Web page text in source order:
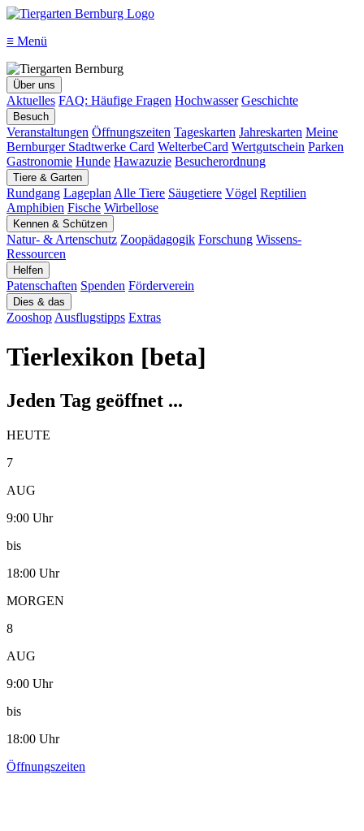
≡ Menü
Über uns
Aktuelles FAQ: Häufige Fragen Hochwasser Geschichte
Besuch
Veranstaltungen Öffnungszeiten Tageskarten Jahreskarten Meine
Bernburger Stadtwerke Card WelterbeCard Wertgutschein Parken
Gastronomie Hunde Hawazuzie Besucherordnung
Tiere & Garten
Rundgang Lageplan Alle Tiere Säugetiere Vögel Reptilien
Amphibien Fische Wirbellose
Kennen & Schützen
Natur- & Artenschutz Zoopädagogik Forschung Wissens-
Ressourcen
Helfen
Patenschaften Spenden Förderverein
Dies & das
Zooshop Ausflugstipps Extras
Tierlexikon [beta]
Jeden Tag geöffnet ...
HEUTE
7
AUG
9:00 Uhr
bis
18:00 Uhr
MORGEN
8
AUG
9:00 Uhr
bis
18:00 Uhr
Öffnungszeiten